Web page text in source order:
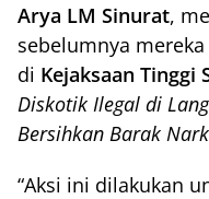
Arya LM Sinurat,
sebelumnya
di Kejaksaan Tinggi
Diskotik Ilegal di
Bersihkan Barak
“Aksi ini dilakukan